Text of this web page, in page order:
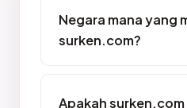
Negara mana yang
surken.com?
Apakah